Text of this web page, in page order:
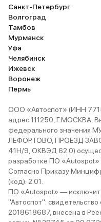
Санкт-Петербург
Волгоград
Тамбов
Мурманск
Уфа
Челябинск
Ижевск
Воронеж
Пермь
ООО «Автоспот» (ИНН
адрес 111250, Г.МОСКВА,
федерального
ЛЕФОРТОВО, ПРОЕЗД
41Н/9, ОКВЭД 62.0)
разработке ПО
Согласно Приказу
(код): 2.01.
ПО «Autospot» —
"Автоспот":
2018618687, внесена в